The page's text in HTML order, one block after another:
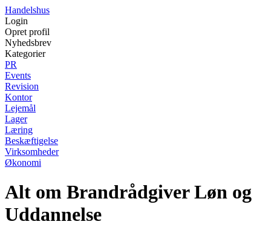
Handelshus
Login
Opret profil
Nyhedsbrev
Kategorier
PR
Events
Revision
Kontor
Lejemål
Lager
Læring
Beskæftigelse
Virksomheder
Økonomi
Alt om Brandrådgiver Løn og
Uddannelse